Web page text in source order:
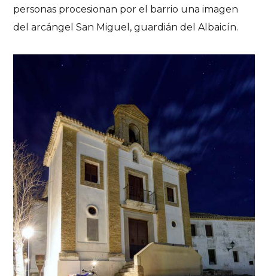
personas procesionan por el barrio una imagen
del arcángel San Miguel, guardián del Albaicín.